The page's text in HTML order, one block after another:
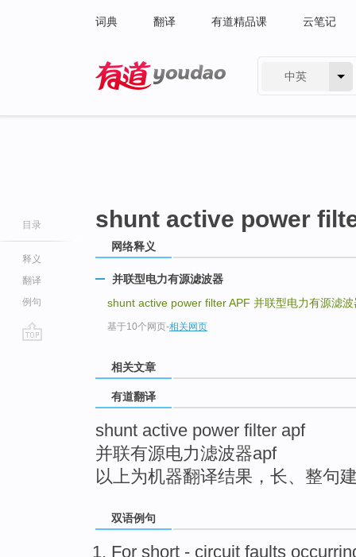
词典 翻译 有道精品课 云笔记
中英
目录
释义
翻译
例句
shunt active power
网络释义
并联型电力有源滤波器
shunt active power filter APF 并联型电力有源滤波
基于10个网页-相关网页
相关文章
有道翻译
shunt active power filter apf
并联有源电力滤波器apf
以上为机器翻译结果，长、整句
双语例句
For short - circuit faults